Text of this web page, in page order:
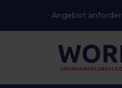
Angebot